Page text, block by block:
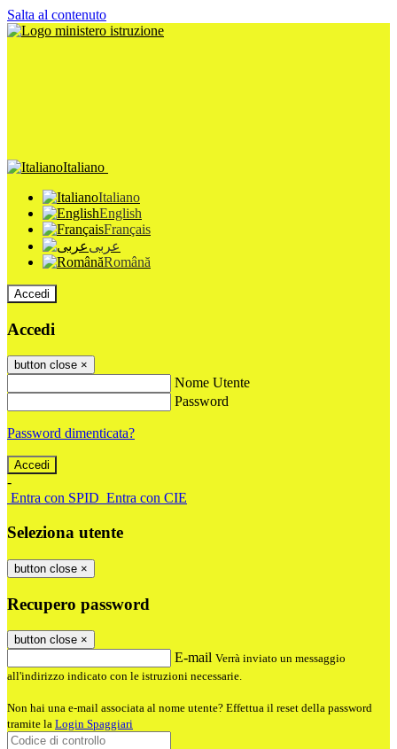
Salta al contenuto
Italiano
Italiano
English
Français
عربى
Română
Accedi
Accedi
button close ×
Nome Utente
Password
Password dimenticata?
-
Entra con SPID Entra con CIE
Seleziona utente
button close ×
Recupero password
button close ×
E-mail Verrà inviato un messaggio
all'indirizzo indicato con le istruzioni necessarie.
Non hai una e-mail associata al nome utente? Effettua il reset della password
tramite la Login Spaggiari